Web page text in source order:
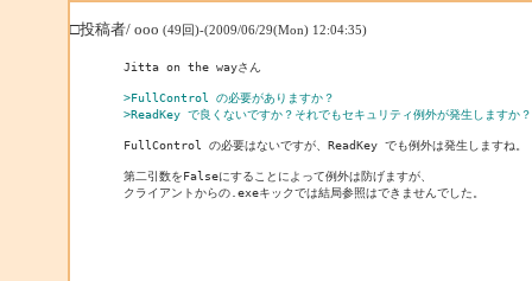
□投稿者/ ooo (49回)-(2009/06/29(Mon) 12:04:35)
Jitta on the wayさん
>FullControl の必要がありますか？
>ReadKey で良くないですか？それでもセキュリティ例外が発生しますか？
FullControl の必要はないですが、ReadKey でも例外は発生しますね。
第二引数をFalseにすることによって例外は防げますが、
クライアントからの.exeキックでは結局参照はできませんでした。